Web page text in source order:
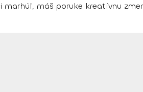
marhúľ, máš poruke kreatívnu